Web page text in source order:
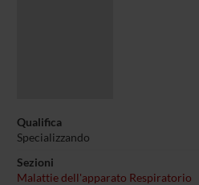
Qualifica
Specializzando
Sezioni
Malattie dell'apparato Respiratorio